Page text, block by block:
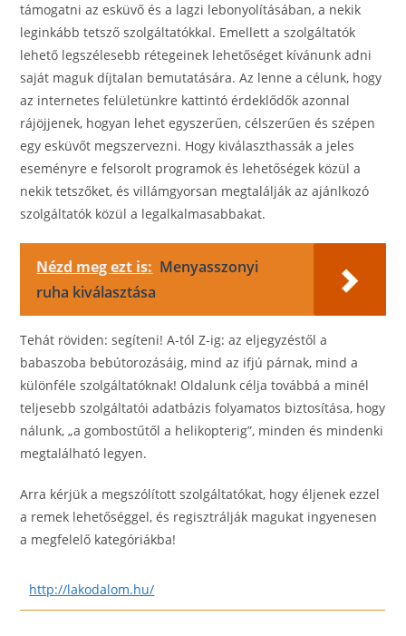
támogatni az esküvő és a lagzi lebonyolításában, a nekik
leginkább tetsző szolgáltatókkal. Emellett a szolgáltatók
lehető legszélesebb rétegeinek lehetőséget kívánunk adni
saját maguk díjtalan bemutatására. Az lenne a célunk, hogy
az internetes felületünkre kattintó érdeklődők azonnal
rájöjjenek, hogyan lehet egyszerűen, célszerűen és szépen
egy esküvőt megszervezni. Hogy kiválaszthassák a jeles
eseményre e felsorolt programok és lehetőségek közül a
nekik tetszőket, és villámgyorsan megtalálják az ajánlkozó
szolgáltatók közül a legalkalmasabbakat.
Nézd meg ezt is: Menyasszonyi
ruha kiválasztása
Tehát röviden: segíteni! A-tól Z-ig: az eljegyzéstől a
babaszoba bebútorozásáig, mind az ifjú párnak, mind a
különféle szolgáltatóknak! Oldalunk célja továbbá a minél
teljesebb szolgáltatói adatbázis folyamatos biztosítása, hogy
nálunk, „a gombostűtől a helikopterig”, minden és mindenki
megtalálható legyen.
Arra kérjük a megszólított szolgáltatókat, hogy éljenek ezzel
a remek lehetőséggel, és regisztrálják magukat ingyenesen
a megfelelő kategóriákba!
http://lakodalom.hu/